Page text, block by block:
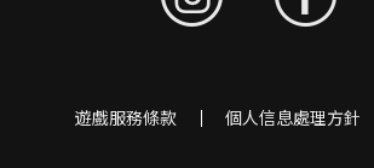
遊戲服務條款 個人信息處理方針